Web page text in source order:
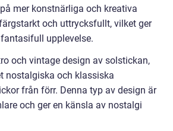
mer konstnärliga och kreativa
och uttrycksfullt, vilket ger
upplevelse.
och vintage design av solstickan,
nostalgiska och klassiska
från förr. Denna typ av design är
och ger en känsla av nostalgi